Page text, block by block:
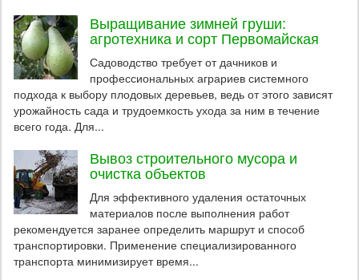
Выращивание зимней груши:
агротехника и сорт Первомайская
Садоводство требует от дачников и
профессиональных аграриев системного
подхода к выбору плодовых деревьев, ведь от этого зависят
урожайность сада и трудоемкость ухода за ним в течение
всего года. Для...
Вывоз строительного мусора и
очистка объектов
Для эффективного удаления остаточных
материалов после выполнения работ
рекомендуется заранее определить маршрут и способ
транспортировки. Применение специализированного
транспорта минимизирует время...